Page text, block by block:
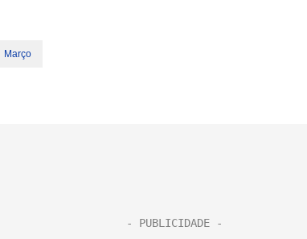
Março